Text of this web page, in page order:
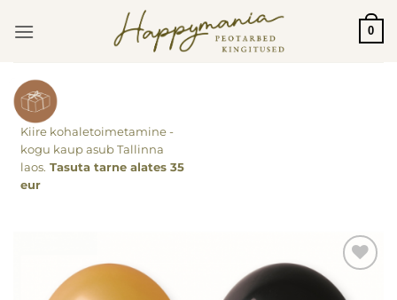
0
Kiire kohaletoimetamine -
kogu kaup asub Tallinna
laos. Tasuta tarne alates 35
eur